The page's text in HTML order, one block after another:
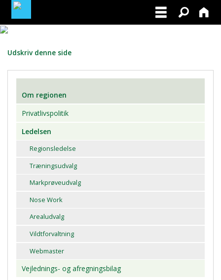
FACEBOOK
Udskriv denne side
Om regionen
Privatlivspolitik
Ledelsen
Regionsledelse
Træningsudvalg
Markprøveudvalg
Nose Work
Arealudvalg
Vildtforvaltning
Webmaster
Vejlednings- og afregningsbilag